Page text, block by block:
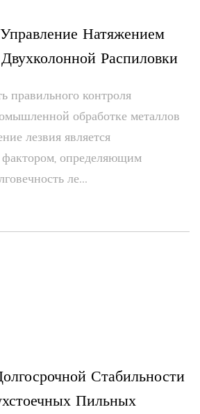
Натяжением
Распиловки
правильного контроля
обработке металлов
лезвия является
определяющим
ле...
Стабильности
Пильных